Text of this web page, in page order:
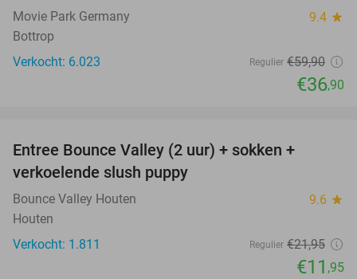
Movie Park Germany 9.4 star
Bottrop
Verkocht: 6.023
Regulier €59,90
€36,90
Entree Bounce Valley (2 uur) + sokken +
verkoelende slush puppy
Bounce Valley Houten 9.6 star
Houten
Verkocht: 1.811
Regulier €21,95
€11 ,95